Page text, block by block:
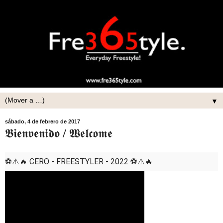
▼
sábado, 4 de febrero de 2017
𝕭𝖎𝖊𝖓𝖛𝖊𝖓𝖎𝖉𝖔 / 𝖂𝖊𝖑𝖈𝖔𝖒𝖊
⚽⚠️🔥 CERO - FREESTYLER - 2022 ⚽⚠️🔥